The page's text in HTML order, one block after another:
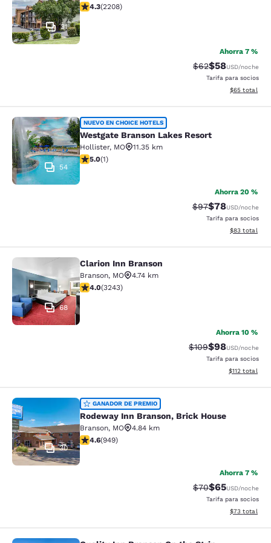
31
calificación de 4.28 estrellas. Excelente. 2208 reseñas
4.3(2208)
Ahorra 7 %
Precio tachado:
$62Precio con
$58USD/noche
Tarifa para socios
Ver detalles
$65 total
Westgate Branson Lakes Resort
54
NUEVO EN CHOICE HOTELS
Westgate Branson Lakes Resort
Hollister, MO
11.35 km
calificación de 5 estrellas. Excepcional. 1 reseña
5.0(1)
Ahorra 20 %
Precio tachado:
$97Precio con
$78USD/noche
Tarifa para socios
Ver detalles
$83 total
Clarion Inn Branson
68
Clarion Inn Branson
Branson, MO
4.74 km
calificación de 4.05 estrellas. Muy bueno. 3243
4.0(3243)
Ahorra 10 %
Precio tachado:
$109Precio con
$98USD/noche
Tarifa para socios
Ver detalles
$112 total
Rodeway Inn Branson, Brick House
30
GANADOR DE PREMIO
Rodeway Inn Branson, Brick House
Branson, MO
4.84 km
calificación de 4.62 estrellas. Excepcional. 949
4.6(949)
Ahorra 7 %
Precio tachado:
$70Precio con
$65USD/noche
Tarifa para socios
Ver detalles
$73 total